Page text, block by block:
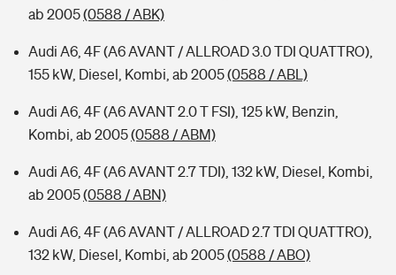
ab 2005(0588 / ABK)
Audi A6, 4F (A6 AVANT / ALLROAD 3.0 TDI QUATTRO),
155 kW, Diesel, Kombi, ab 2005(0588 / ABL)
Audi A6, 4F (A6 AVANT 2.0 T FSI), 125 kW, Benzin,
Kombi, ab 2005(0588 / ABM)
Audi A6, 4F (A6 AVANT 2.7 TDI), 132 kW, Diesel, Kombi,
ab 2005(0588 / ABN)
Audi A6, 4F (A6 AVANT / ALLROAD 2.7 TDI QUATTRO),
132 kW, Diesel, Kombi, ab 2005(0588 / ABO)